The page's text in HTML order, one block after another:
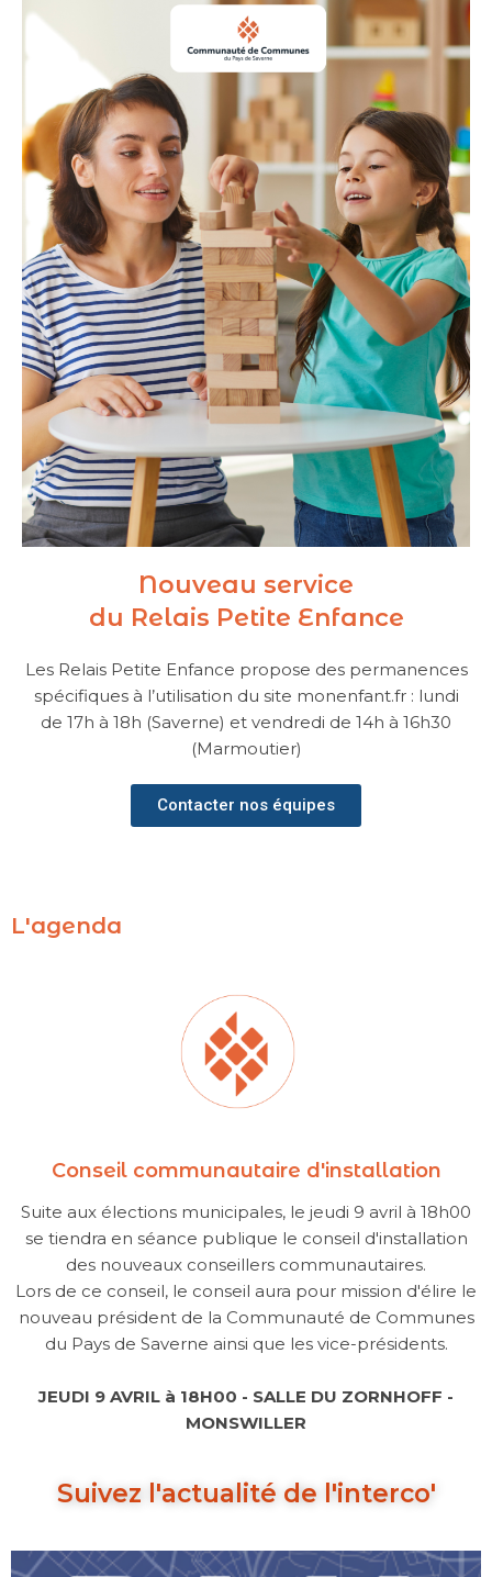
Nouveau service
du Relais Petite Enfance
Les Relais Petite Enfance propose des permanences
spécifiques à l’utilisation du site monenfant.fr : lundi
de 17h à 18h (Saverne) et vendredi de 14h à 16h30
(Marmoutier)
Contacter nos équipes
L'agenda
Conseil communautaire d'installation
Suite aux élections municipales, le jeudi 9 avril à 18h00
se tiendra en séance publique le conseil d'installation
des nouveaux conseillers communautaires.
Lors de ce conseil, le conseil aura pour mission d'élire le
nouveau président de la Communauté de Communes
du Pays de Saverne ainsi que les vice-présidents.
JEUDI 9 AVRIL à 18H00 - SALLE DU ZORNHOFF -
MONSWILLER
Suivez l'actualité de l'interco'